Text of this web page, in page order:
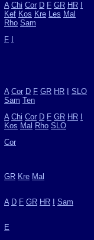
A Chi Cor D F GR HR
Kef Kos Kre Les Mal
Rho Sam
F
A Cor D F GR HR
SLO
Sam Ten
A Chi Cor D F GR HR
Kos Mal Rho SLO
Cor
GR Kre Mal
A D F GR HR Sam
E